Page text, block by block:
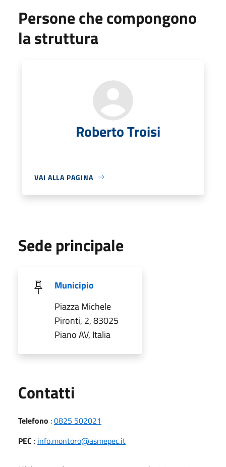
Persone che compongono
la struttura
Roberto Troisi
VAI ALLA PAGINA
Sede principale
Municipio
Piazza Michele
Pironti, 2, 83025
Piano AV, Italia
Contatti
Telefono :0825 502021
PEC : info.montoro@asmepec.it